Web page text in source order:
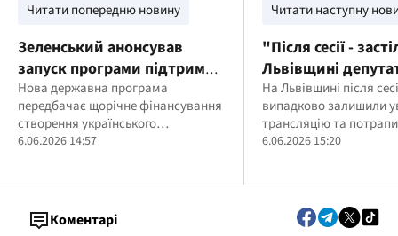
Читати попередню новину
Зеленський анонсував
запуск програми підтримки
культури "Тисячовесна":
вже подано понад 1150
заявок
Нова державна програма
передбачає щорічне фінансування
створення українського
культурного продукту в різних
6.06.2026 14:57
Читати наступну
"Після сесії -
Львівщині
вимкнути
потрапили в
На Львівщині після
випадково залишили
трансляцію та
6.06.2026 15:20
Коментарі